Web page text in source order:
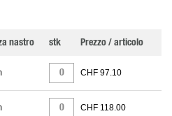
nastro stk Prezzo / articolo
CHF 97.10
CHF 118.00